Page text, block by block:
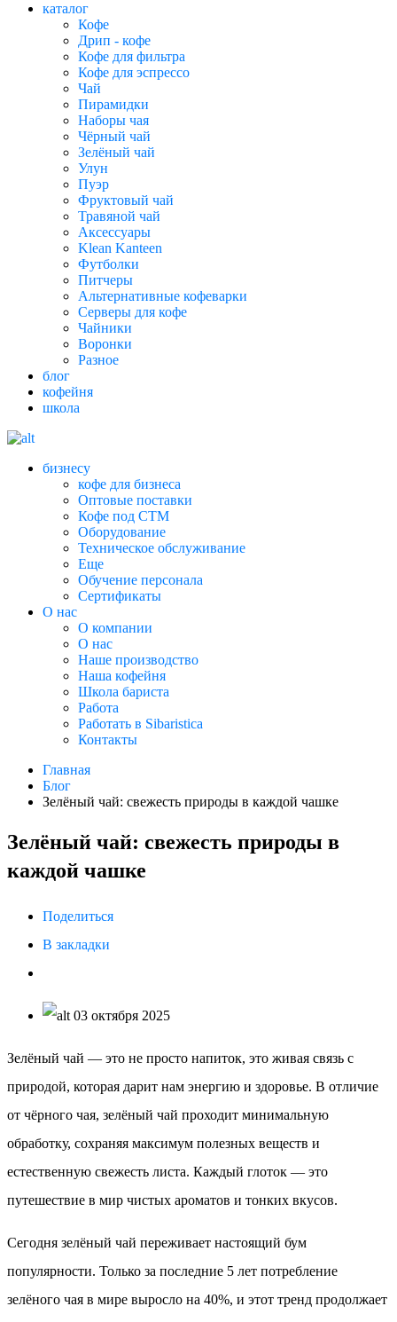
каталог
Кофе
Дрип - кофе
Кофе для фильтра
Кофе для эспрессо
Чай
Пирамидки
Наборы чая
Чёрный чай
Зелёный чай
Улун
Пуэр
Фруктовый чай
Травяной чай
Аксессуары
Klean Kanteen
Футболки
Питчеры
Альтернативные кофеварки
Серверы для кофе
Чайники
Воронки
Разное
блог
кофейня
школа
бизнесу
кофе для бизнеса
Оптовые поставки
Кофе под СТМ
Оборудование
Техническое обслуживание
Еще
Обучение персонала
Сертификаты
О нас
O компании
О нас
Наше производство
Наша кофейня
Школа бариста
Работа
Работать в Sibaristica
Контакты
Главная
Блог
Зелёный чай: свежесть природы в каждой чашке
Зелёный чай: свежесть природы в
каждой чашке
Поделиться
В закладки
03 октября 2025
Зелёный чай — это не просто напиток, это живая связь с
природой, которая дарит нам энергию и здоровье. В отличие
от чёрного чая, зелёный чай проходит минимальную
обработку, сохраняя максимум полезных веществ и
естественную свежесть листа. Каждый глоток — это
путешествие в мир чистых ароматов и тонких вкусов.
Сегодня зелёный чай переживает настоящий бум
популярности. Только за последние 5 лет потребление
зелёного чая в мире выросло на 40%, и этот тренд продолжает